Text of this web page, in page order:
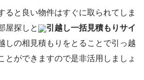
ると良い物件はすぐに取られてしま
屋探しと
引越し一括見積もりサイ
しの相見積もりをとることで引っ越
とができますので是非活用しましょ